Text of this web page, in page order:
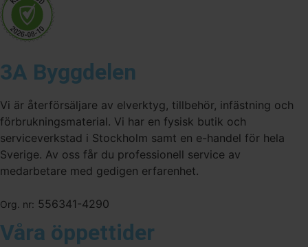
3A Byggdelen
Vi är återförsäljare av elverktyg, tillbehör, infästning och
förbrukningsmaterial. Vi har en fysisk butik och
serviceverkstad i Stockholm samt en e-handel för hela
Sverige. Av oss får du professionell service av
medarbetare med gedigen erfarenhet.
Org. nr: 556341-4290
Våra öppettider